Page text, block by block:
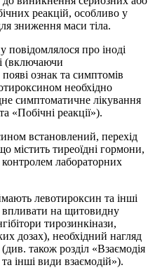
реакцій, особливо у
зниження маси тіла.
повідомлялося про іноді
(включаючи
ознак та симптомів
необхідно
симптоматичне лікування
«Побічні реакції»).
встановлений, перехід
містить тиреоїдні гормони,
контролем лабораторних
левотироксин та інші
впливати на щитовидну
тирозинкінази,
дозах), необхідний нагляд
також розділ «Взаємодія
інші види взаємодій»).